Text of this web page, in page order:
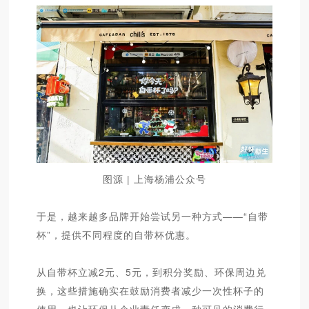
图源 | 上海杨浦公众号
于是，越来越多品牌开始尝试另一种方式——“自带
杯”，提供不同程度的自带杯优惠。
从自带杯立减2元、5元，到积分奖励、环保周边兑
换，这些措施确实在鼓励消费者减少一次性杯子的